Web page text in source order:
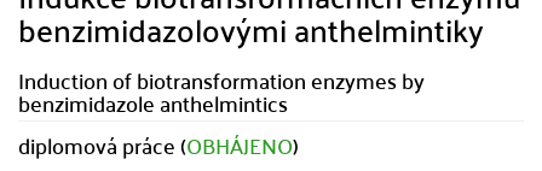
benzimidazolovými anthelmintiky
Induction of biotransformation enzymes by
benzimidazole anthelmintics
diplomová práce (OBHÁJENO)